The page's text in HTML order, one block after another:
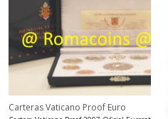
Carteras Vaticano Proof Euro